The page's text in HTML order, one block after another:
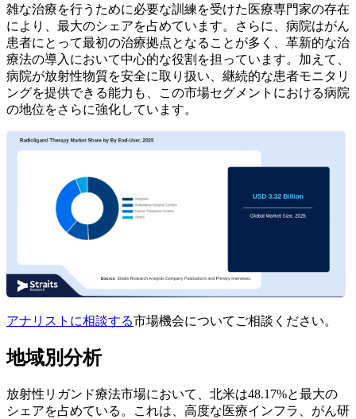
雑な治療を行うために必要な訓練を受けた医療専門家の存在
により、最大のシェアを占めています。さらに、病院はがん
患者にとって最初の治療拠点となることが多く、革新的な治
療法の導入において中心的な役割を担っています。加えて、
病院が放射性物質を安全に取り扱い、継続的な患者モニタリ
ングを提供できる能力も、この市場セグメントにおける病院
の地位をさらに強化しています。
アナリストに相談する市場機会についてご相談ください。
地域別分析
放射性リガンド療法市場において、北米は48.17%と最大の
シェアを占めている。これは、高度な医療インフラ、がん研